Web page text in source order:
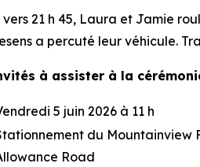
vers 21 h 45, Laura et Jamie
a percuté leur véhicule.
à assister à la
5 juin 2026 à 11 h
du Mountainview
Road